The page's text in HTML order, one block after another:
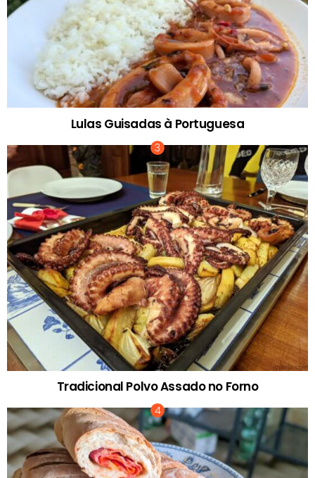
Lulas Guisadas à Portuguesa
Tradicional Polvo Assado no Forno